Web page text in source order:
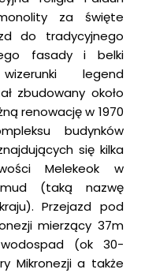
za święte
do tradycyjnego
fasady i belki
legend
zbudowany około
renowację w 1970
budynków
się kilka
Melekeok w
(taką nazwę
Przejazd pod
mierzący 37m
(ok 30-
Mikronezji a także